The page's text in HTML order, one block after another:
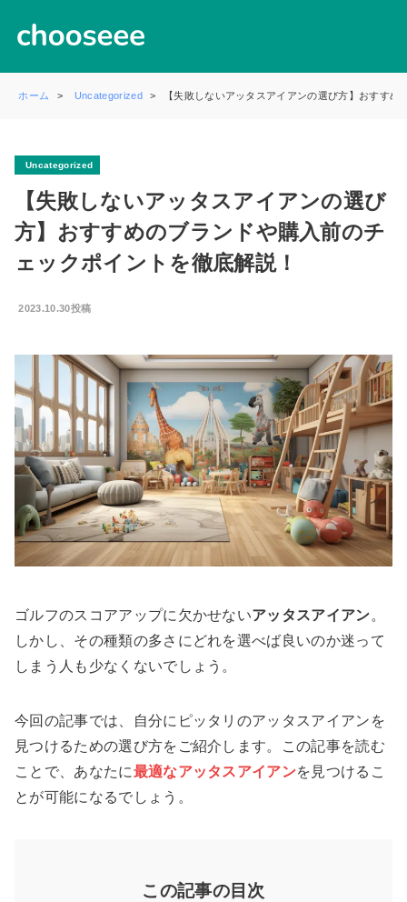
ホーム Uncategorized 【失敗しないアッタスアイアンの選び方】おすす
Uncategorized
【失敗しないアッタスアイアンの選び
方】おすすめのブランドや購入前のチ
ェックポイントを徹底解説！
2023.10.30投稿
ゴルフのスコアアップに欠かせないアッタスアイアン。
しかし、その種類の多さにどれを選べば良いのか迷って
しまう人も少なくないでしょう。
今回の記事では、自分にピッタリのアッタスアイアンを
見つけるための選び方をご紹介します。この記事を読む
ことで、あなたに最適なアッタスアイアンを見つけるこ
とが可能になるでしょう。
この記事の目次